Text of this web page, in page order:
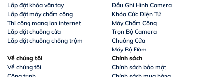
Về chúng tôi
Về chúng tôi
Lắp đặt khóa vân tay
Lắp đặt máy chấm công
Thi công mạng lan internet
Lắp đặt chuông cửa
Lắp đặt chuông chống trộm
Đầu Ghi Hình Camera
Khóa Cửa Điện Tử
Máy Chấm Công
Trọn Bộ Camera
Chuông Cửa
Máy Bộ Đàm
Chính sách
Chính sách bảo mật